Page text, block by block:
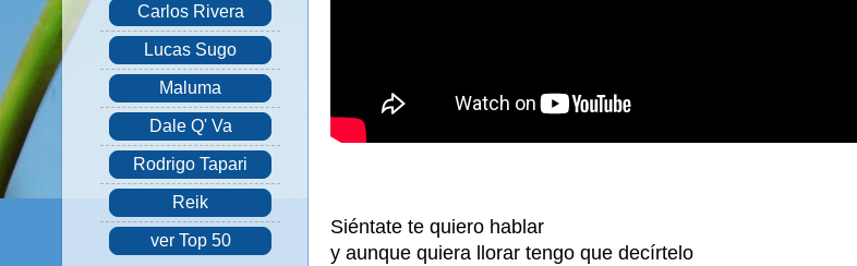
Siéntate te quiero hablar
y aunque quiera llorar tengo que decírtelo
Carlos Rivera
Lucas Sugo
Maluma
Dale Q' Va
Rodrigo Tapari
Reik
ver Top 50